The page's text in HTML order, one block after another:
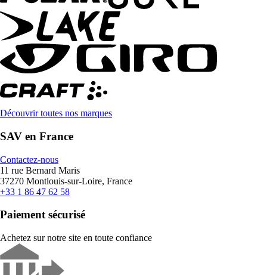
Découvrir toutes nos marques
SAV en France
Contactez-nous
11 rue Bernard Maris
37270 Montlouis-sur-Loire, France
+33 1 86 47 62 58
Paiement sécurisé
Achetez sur notre site en toute confiance